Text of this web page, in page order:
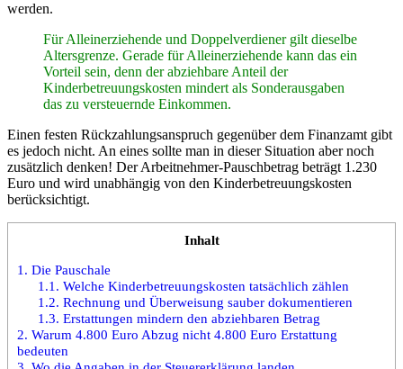
werden.
Für Alleinerziehende und Doppelverdiener gilt dieselbe
Altersgrenze. Gerade für Alleinerziehende kann das ein
Vorteil sein, denn der abziehbare Anteil der
Kinderbetreuungskosten mindert als Sonderausgaben
das zu versteuernde Einkommen.
Einen festen Rückzahlungsanspruch gegenüber dem Finanzamt gibt
es jedoch nicht. An eines sollte man in dieser Situation aber noch
zusätzlich denken! Der Arbeitnehmer-Pauschbetrag beträgt 1.230
Euro und wird unabhängig von den Kinderbetreuungskosten
berücksichtigt.
Inhalt
1. Die Pauschale
1.1. Welche Kinderbetreuungskosten tatsächlich zählen
1.2. Rechnung und Überweisung sauber dokumentieren
1.3. Erstattungen mindern den abziehbaren Betrag
2. Warum 4.800 Euro Abzug nicht 4.800 Euro Erstattung
bedeuten